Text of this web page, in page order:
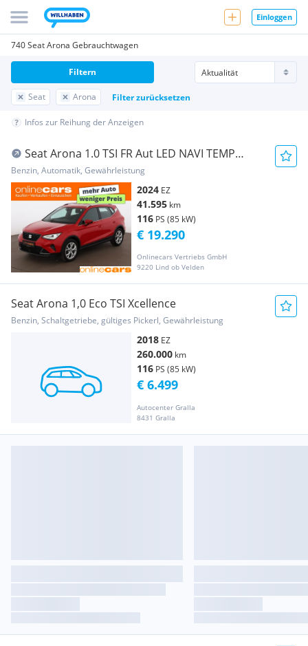
Einloggen
740 Seat Arona Gebrauchtwagen
Seat Arona Filter zurücksetzen
Filtern
Infos zur Reihung der Anzeigen
Seat Arona 1.0 TSI FR Aut LED NAVI TEMP
LANE-ASSIST
Benzin, Automatik, Gewährleistung
2024 EZ
41.595 km
116 PS (85 kW)
Onlinecars Vertriebs GmbH
9220 Lind ob Velden
€ 19.290
Seat Arona 1,0 Eco TSI Xcellence
Benzin, Schaltgetriebe, gültiges Pickerl, Gewährleistung
2018 EZ
260.000 km
116 PS (85 kW)
Autocenter Gralla
8431 Gralla
€ 6.499